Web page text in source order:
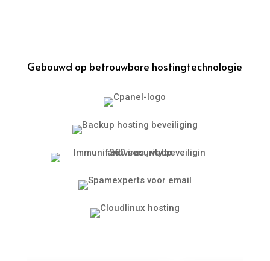
Gebouwd op betrouwbare hostingtechnologie